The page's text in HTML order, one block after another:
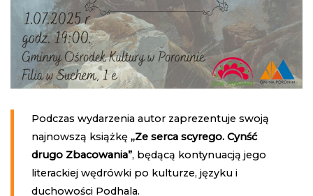
Podczas wydarzenia autor zaprezentuje swoją
najnowszą książkę „Ze serca scyrego. Cynść
drugo Zbacowania”, będącą kontynuacją jego
literackiej wędrówki po kulturze, języku i
duchowości Podhala.